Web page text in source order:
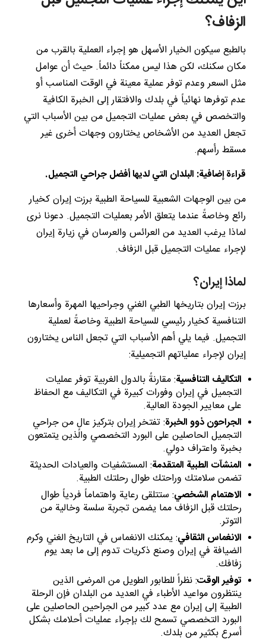
الزفاف؟
بالطبع سيكون الخيار الأسهل هو إجراء العملية بالقرب من
مكان سكنك، لكن هذا ليس ممكناً دائماً. حيث أن عوامل
مثل السعر وعدم توفر عملية معينة في الوقت المناسب أو
عدم توفرها نهائياً في بلدك والافتقار إلى الخبرة الكافية
والتخصص في بعض عمليات التجميل من بين الأسباب التي
تجعل العديد من الأشخاص يختارون وجهات أخرى غير
مسقط رأسهم.
قراءة إضافية: البلدان التي لديها أفضل جراحي التجميل.
من بين الوجهات الشعبية للسياحة الطبية برزت إيران كخيار
رائع وخاصةً عندما يتعلق الأمر بعمليات التجميل. دعونا نرى
لماذا يرغب العديد من العرائس والعرسان في زيارة إيران
لإجراء عمليات التجميل قبل الزفاف.
لماذا إيران؟
برزت إيران بتاريخها الطبي الغني وجراحيها المهرة وأسعارها
التنافسية كخيار رئيسي للسياحة الطبية وخاصةً لعملية
التجميل. فيما يلي أهم الأسباب التي تجعل الناس يختارون
إيران لإجراء عملياتهم التجميلية:
التكاليف التنافسية: مقارنةً بالدول الغربية توفر عمليات
التجميل في إيران وفورات كبيرة في التكاليف مع الحفاظ
على معايير الجودة العالية.
الجراحون ذوو الخبرة: تفتخر إيران بتركيز عالٍ من جراحي
التجميل الحاصلين على البورد التخصصي والذين يتمتعون
بخبرة واعتراف دولي.
المنشآت الطبية المتقدمة: المستشفيات والعيادات الحديثة
تضمن سلامتك وراحتك طوال رحلتك الطبية.
الاهتمام الشخصي: ستتلقى رعاية واهتماماً فردياً طوال
رحلتك قبل الزفاف مما يضمن تجربة سلسة وخالية من
التوتر.
الانغماس الثقافي: يمكنك الانغماس في التاريخ الغني وكرم
الضيافة في إيران وصنع ذكريات تدوم إلى ما بعد يوم
زفافك.
توفير الوقت: نظراً للطابور الطويل من المرضى الذين
ينتظرون مواعيد الأطباء في العديد من البلدان فإن الرحلة
الطبية إلى إيران مع عدد كبير من الجراحين الحاصلين على
البورد التخصصي تسمح لك بإجراء عمليات أحلامك بشكل
أسرع بكثير من بلدك.